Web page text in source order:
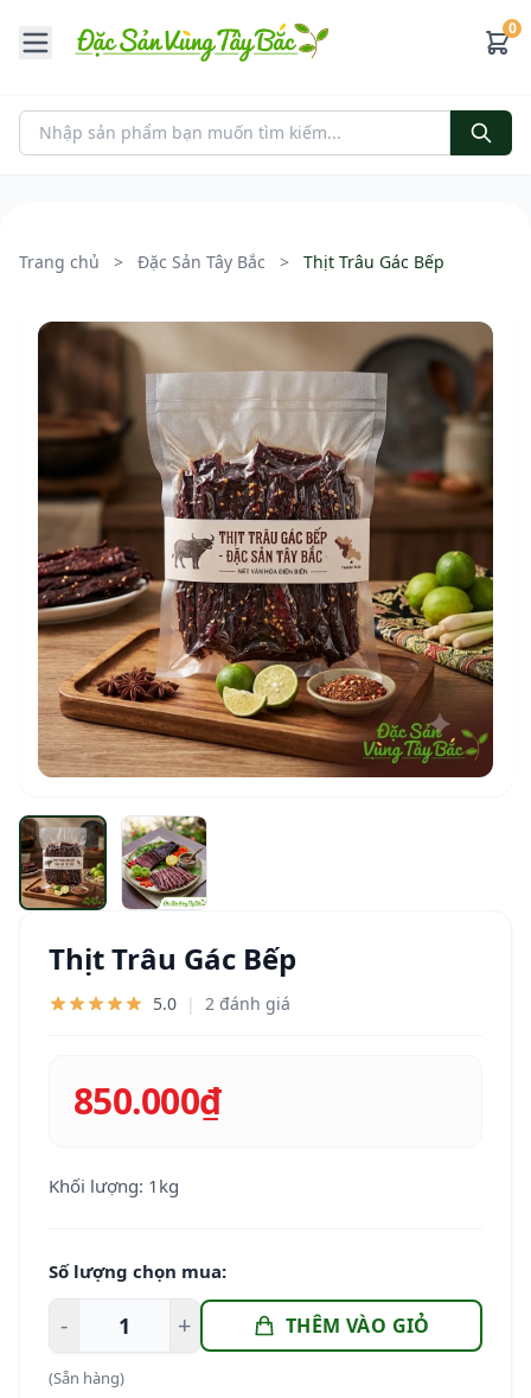
0
Trang chủ > Đặc Sản Tây Bắc > Thịt Trâu Gác Bếp
Thịt Trâu Gác Bếp
5.0 | 2 đánh giá
850.000₫
Khối lượng: 1kg
Số lượng chọn mua:
- + THÊM VÀO GIỎ
(Sẵn hàng)